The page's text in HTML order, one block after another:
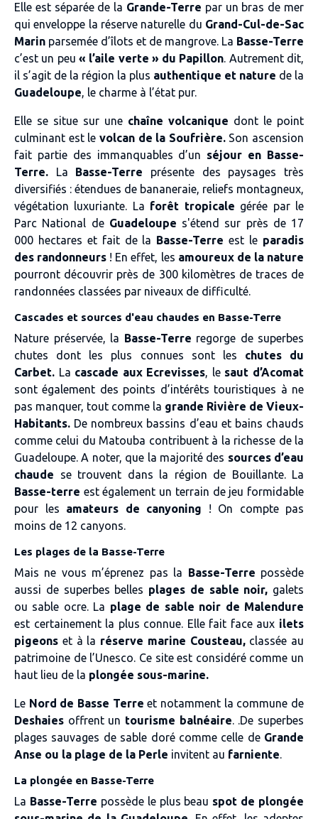
Elle est séparée de la Grande-Terre par un bras de mer
qui enveloppe la réserve naturelle du Grand-Cul-de-Sac
Marin parsemée d’îlots et de mangrove. La Basse-Terre
c’est un peu « l’aile verte » du Papillon. Autrement dit,
il s’agit de la région la plus authentique et nature de la
Guadeloupe, le charme à l’état pur.
Elle se situe sur une chaîne volcanique dont le point
culminant est le volcan de la Soufrière.Son ascension
fait partie des immanquables d’un séjour en Basse-
Terre. La Basse-Terre présente des paysages très
diversifiés : étendues de bananeraie, reliefs montagneux,
végétation luxuriante. La forêt tropicale gérée par le
Parc National de Guadeloupe s'étend sur près de 17
000 hectares et fait de la Basse-Terreest le paradis
des randonneurs ! En effet, les amoureux de la nature
pourront découvrir près de 300 kilomètres de traces de
randonnées classées par niveaux de difficulté.
Cascades et sources d'eau chaudes en Basse-Terre
Nature préservée, la Basse-Terre regorge de superbes
chutes dont les plus connues sont les chutes du
Carbet. La cascade aux Ecrevisses, le saut d’Acomat
sont également des points d’intérêts touristiques à ne
pas manquer, tout comme la grande Rivière de Vieux-
Habitants. De nombreux bassins d’eau et bains chauds
comme celui du Matouba contribuent à la richesse de la
Guadeloupe. A noter, que la majorité des sources d’eau
chaude se trouvent dans la région de Bouillante. La
Basse-terre est également un terrain de jeu formidable
pour les amateurs de canyoning ! On compte pas
moins de 12 canyons.
Les plages de la Basse-Terre
Mais ne vous m’éprenez pas la Basse-Terre possède
aussi de superbes belles plages de sable noir, galets
ou sable ocre. La plage de sable noir de Malendure
est certainement la plus connue. Elle fait face aux ilets
pigeons et à la réserve marine Cousteau,classée au
patrimoine de l’Unesco. Ce site est considéré comme un
haut lieu de la plongée sous-marine.
Le Nord de Basse Terreet notamment la commune de
Deshaies offrent un tourisme balnéaire. .De superbes
plages sauvages de sable doré comme celle de Grande
Anse ou la plage de la Perle invitent au farniente.
La plongée en Basse-Terre
La Basse-Terre possède le plus beau spot de plongée